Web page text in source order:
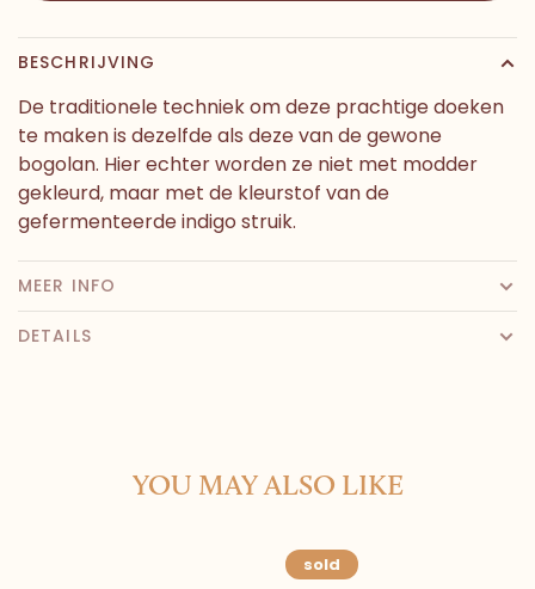
BESCHRIJVING
De traditionele techniek om deze prachtige doeken
te maken is dezelfde als deze van de gewone
bogolan. Hier echter worden ze niet met modder
gekleurd, maar met de kleurstof van de
gefermenteerde indigo struik.
MEER INFO
DETAILS
YOU MAY ALSO LIKE
sold